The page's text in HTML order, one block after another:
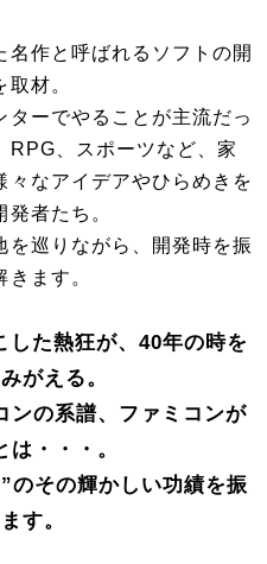
名作と呼ばれるソフトの開
材。
ーでやることが主流だっ
RPG、スポーツなど、家
々なアイデアやひらめきを
者たち。
を巡りながら、開発時を振
ます。
した熱狂が、40年の時を
がえる。
ンの系譜、ファミコンが
・・・。
のその輝かしい功績を振
す。